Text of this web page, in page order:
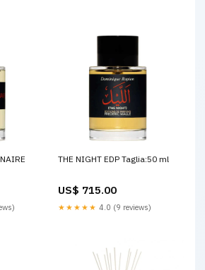
THE NIGHT EDP Taglia:50 ml
US$ 715.00
★★★★★ 4.0 (9 reviews)